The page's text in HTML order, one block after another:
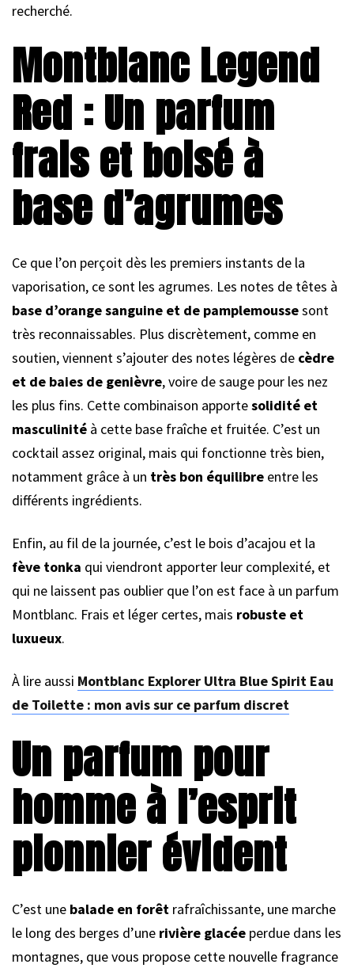
recherché.
Montblanc Legend
Red : Un parfum
frais et boisé à
base d’agrumes
Ce que l’on perçoit dès les premiers instants de la
vaporisation, ce sont les agrumes. Les notes de têtes à
base d’orange sanguine et de pamplemoussesont
très reconnaissables. Plus discrètement, comme en
soutien, viennent s’ajouter des notes légères de cèdre
et de baies de genièvre, voire de sauge pour les nez
les plus fins. Cette combinaison apportesolidité et
masculinité à cette base fraîche et fruitée. C’est un
cocktail assez original, mais qui fonctionne très bien,
notamment grâce à un très bon équilibre entre les
différents ingrédients.
Enfin, au fil de la journée, c’est le bois d’acajou et la
fève tonka qui viendront apporter leur complexité, et
qui ne laissent pas oublier que l’on est face à un parfum
Montblanc. Frais et léger certes, mais robuste et
luxueux.
À lire aussi Montblanc Explorer Ultra Blue Spirit Eau
de Toilette : mon avis sur ce parfum discret
Un parfum pour
homme à l’esprit
pionnier évident
C’est une balade en forêt rafraîchissante, une marche
le long des berges d’une rivière glacée perdue dans les
montagnes, que vous propose cette nouvelle fragrance